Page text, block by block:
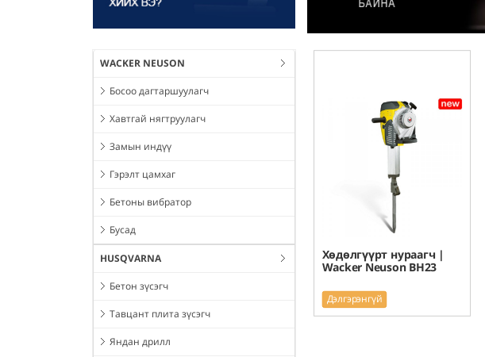
WACKER NEUSON
Босоо дагтаршуулагч
Хавтгай нягтруулагч
Замын индүү
Гэрэлт цамхаг
Бетоны вибратор
Бусад
HUSQVARNA
Бетон зүсэгч
Тавцант плита зүсэгч
Яндан дрилл
Хөдөлгүүрт нураагч |
Wacker Neuson BH23
Дэлгэрэнгүй